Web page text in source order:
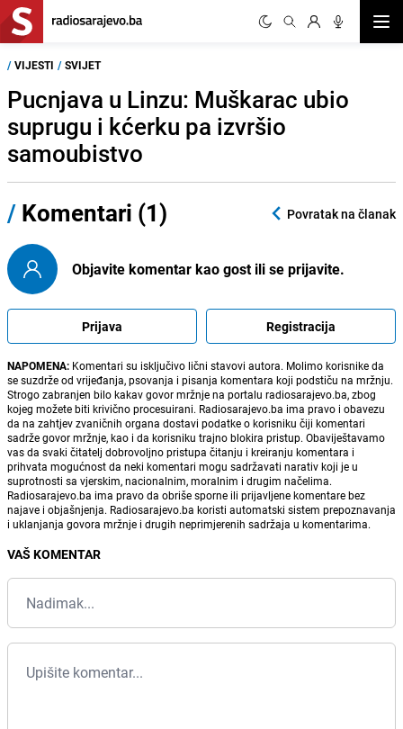
/ VIJESTI / SVIJET
Pucnjava u Linzu: Muškarac ubio
suprugu i kćerku pa izvršio
samoubistvo
/ Komentari (1) Povratak na članak
Objavite komentar kao gost ili se prijavite.
Prijava Registracija
NAPOMENA: Komentari su isključivo lični stavovi autora. Molimo korisnike da
se suzdrže od vrijeđanja, psovanja i pisanja komentara koji podstiču na mržnju.
Strogo zabranjen bilo kakav govor mržnje na portalu radiosarajevo.ba, zbog
kojeg možete biti krivično procesuirani. Radiosarajevo.ba ima pravo i obavezu
da na zahtjev zvaničnih organa dostavi podatke o korisniku čiji komentari
sadrže govor mržnje, kao i da korisniku trajno blokira pristup. Obaviještavamo
vas da svaki čitatelj dobrovoljno pristupa čitanju i kreiranju komentara i
prihvata mogućnost da neki komentari mogu sadržavati narativ koji je u
suprotnosti sa vjerskim, nacionalnim, moralnim i drugim načelima.
Radiosarajevo.ba ima pravo da obriše sporne ili prijavljene komentare bez
najave i objašnjenja. Radiosarajevo.ba koristi automatski sistem prepoznavanja
i uklanjanja govora mržnje i drugih neprimjerenih sadržaja u komentarima.
VAŠ KOMENTAR